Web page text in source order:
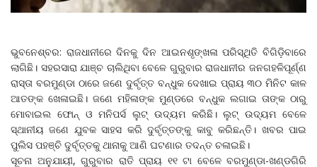
ଭୁବନେଶ୍ବର: ରାଜଧାନୀରେ ଦିନକୁ ଦିନ ଆଇନଶୃଙ୍ଖଳା ପରିସ୍ଥିତି ବିଗିଡ଼ିବାରେ
ଲାଗିଛି। ସହରସାରା ଯାଞ୍ଚ ଚାଲିଥିବା ବେଳେ ଗୁରୁବାର ରାଜଧାନୀର ଜନଗହଳିପୂର୍ଣ୍ଣ
ରାସ୍ତା ବରମୁଣ୍ଡା ଠାରେ ଜଣେ ଦୁର୍ବୃତ୍ତ ବନ୍ଧୁକ ଦେଖାଇ ପ୍ରାୟ ୩୦ ମିନିଟ କାଳ
ଆତଙ୍କ ଖେଳାଇଛି। ଜଣେ ମହିଳାଙ୍କ ମୁଣ୍ଡରେ ବନ୍ଧୁକ ଲଗାଇ ତାଙ୍କ ଠାରୁ
ମୋବାଇଲ ଫୋନ୍ ଓ ମନିପର୍ସ ଲୁଟ୍ ଉଦ୍ୟମ କରିଛି। ଲୁଟ୍ ଉଦ୍ୟମ ବେଳେ
ସ୍ଥାନୀୟ ଜଣେ ଯୁବକ ସାହସ କରି ଦୁର୍ବୃତ୍ତଙ୍କୁ କାବୁ କରିଛନ୍ତି। ଖବର ପାଇ
ପୁଲିସ ପହଞ୍ଚି ଦୁର୍ବୃତ୍ତକୁ ଥାନାକୁ ଆଣି ଘଟଣାର ତଦନ୍ତ ଚଳାଇଛି।
ସୂଚନା ଅନୁଯାୟୀ, ଗୁରୁବାର ରାତି ପ୍ରାୟ ୧୧ ଟା ବେଳେ ବରମୁଣ୍ଡା-ଖଣ୍ଡଗିରି